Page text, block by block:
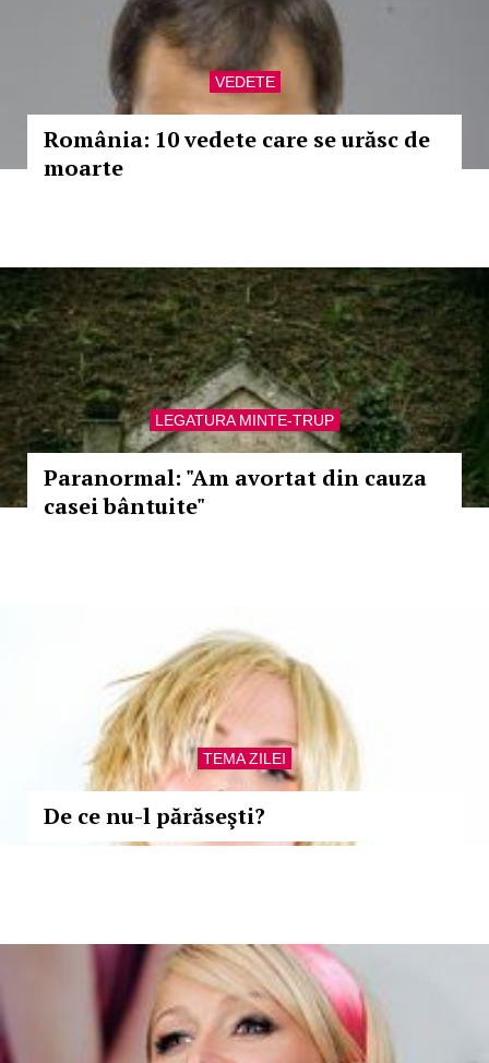
VEDETE
România: 10 vedete care se urăsc de
moarte
LEGATURA MINTE-TRUP
Paranormal: "Am avortat din cauza
casei bântuite"
TEMA ZILEI
De ce nu-l părăseşti?